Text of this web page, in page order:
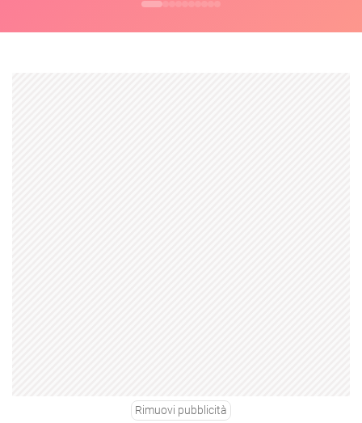
Rimuovi pubblicità